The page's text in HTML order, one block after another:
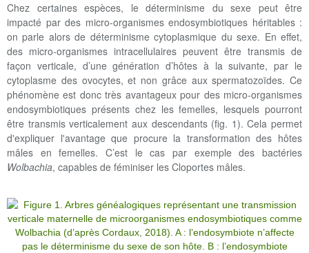
Chez certaines espèces, le déterminisme du sexe peut être
impacté par des micro-organismes endosymbiotiques héritables :
on parle alors de déterminisme cytoplasmique du sexe. En effet,
des micro-organismes intracellulaires peuvent être transmis de
façon verticale, d’une génération d’hôtes à la suivante, par le
cytoplasme des ovocytes, et non grâce aux spermatozoïdes. Ce
phénomène est donc très avantageux pour des micro-organismes
endosymbiotiques présents chez les femelles, lesquels pourront
être transmis verticalement aux descendants (fig. 1). Cela permet
d'expliquer l'avantage que procure la transformation des hôtes
mâles en femelles. C’est le cas par exemple des bactéries
Wolbachia, capables de féminiser les Cloportes mâles.